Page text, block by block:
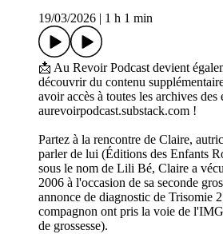
19/03/2026
1 h 1 min
📩 Au Revoir Podcast devient
découvrir du contenu
avoir accès à toutes les archives
aurevoirpodcast.substack.com !
Partez à la rencontre de Claire,
parler de lui (Éditions des Enfants
sous le nom de Lili Bé, Claire a
2006 à l'occasion de sa seconde
annonce de diagnostic de Trisomie
compagnon ont pris la voie de
de grossesse).